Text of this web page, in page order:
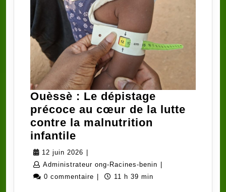
Ouèssè : Le dépistage
précoce au cœur de la lutte
contre la malnutrition
infantile
:
Le
dépistage
12 juin 2026 12
juin
2026
Administrateur ong-Racines-benin Administrateur
0 commentaire
11 h 39 min